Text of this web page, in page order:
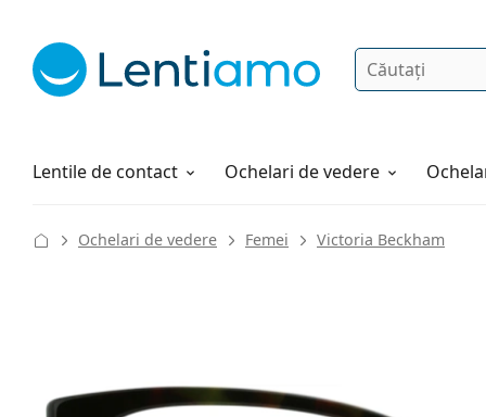
Căutare
Lentile de contact
Soluții Ochelari de vedere
Cum comandați
Ochelari de vedere Femei Victoria Beckham